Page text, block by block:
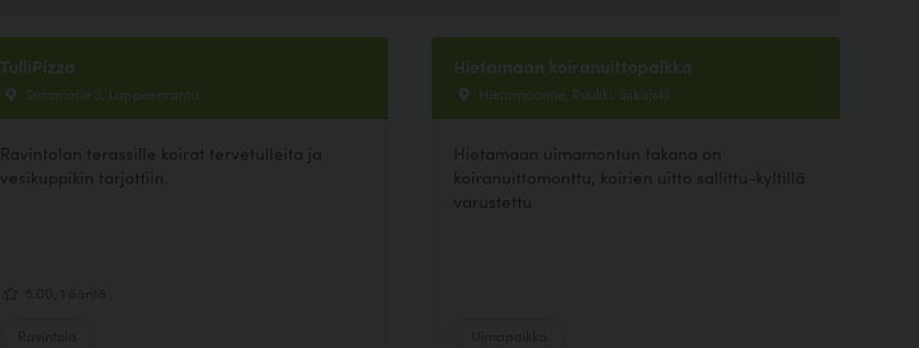
TulliPizza
Satamatie 3, Lappeenranta
Ravintolan terassille koirat tervetulleita ja
vesikuppikin tarjottiin.
Hietamaan koiranuittopaikka
Hietamaantie, Ruukki, Siikajoki
Hietamaan uimamontun takana on
koiranuittomonttu, koirien uitto sallittu-kyltillä
varustettu